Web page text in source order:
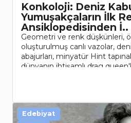
Konkoloji: Deniz
Yumuşakçaların İlk
Ansiklopedisinden İ..
Geometri ve renk düşkünleri,
oluşturulmuş canlı vazolar,
abajurları, minyatür Hint
dünyanın ihtişamlı drag
Edebiyat